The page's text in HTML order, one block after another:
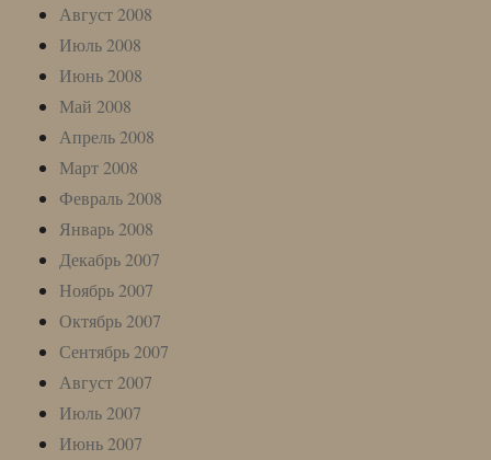
Август 2008
Июль 2008
Июнь 2008
Май 2008
Апрель 2008
Март 2008
Февраль 2008
Январь 2008
Декабрь 2007
Ноябрь 2007
Октябрь 2007
Сентябрь 2007
Август 2007
Июль 2007
Июнь 2007